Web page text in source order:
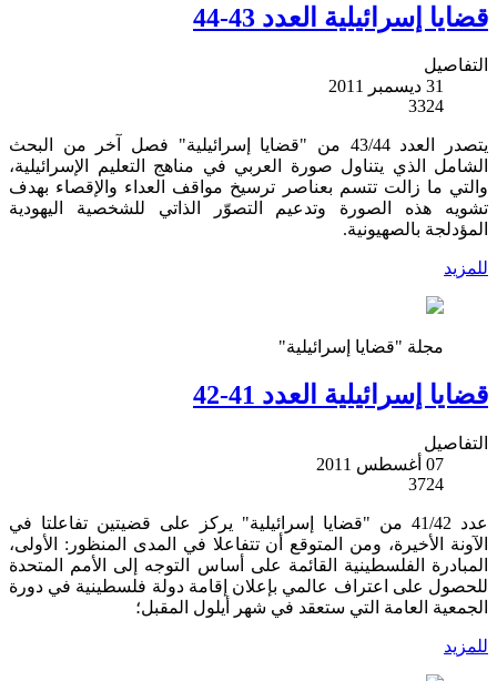
قضايا إسرائيلية العدد 43-44
التفاصيل
31 ديسمبر 2011
3324
يتصدر العدد 43/44 من "قضايا إسرائيلية" فصل آخر من البحث
الشامل الذي يتناول صورة العربي في مناهج التعليم الإسرائيلية،
والتي ما زالت تتسم بعناصر ترسيخ مواقف العداء والإقصاء بهدف
تشويه هذه الصورة وتدعيم التصوّر الذاتي للشخصية اليهودية
المؤدلجة بالصهيونية.
للمزيد
مجلة "قضايا إسرائيلية"
قضايا إسرائيلية العدد 41-42
التفاصيل
07 أغسطس 2011
3724
عدد 41/42 من "قضايا إسرائيلية" يركز على قضيتين تفاعلتا في
الآونة الأخيرة، ومن المتوقع أن تتفاعلا في المدى المنظور: الأولى،
المبادرة الفلسطينية القائمة على أساس التوجه إلى الأمم المتحدة
للحصول على اعتراف عالمي بإعلان إقامة دولة فلسطينية في دورة
الجمعية العامة التي ستعقد في شهر أيلول المقبل؛
للمزيد